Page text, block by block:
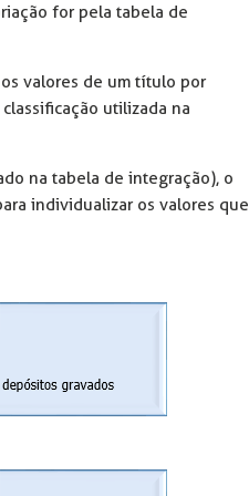
for pela tabela de
valores de um título por
utilizada na
na tabela de integração), o
individualizar os valores que